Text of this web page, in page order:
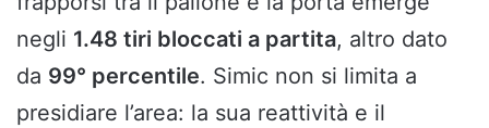
negli 1.48 tiri bloccati a partita, altro dato
da 99° percentile. Simic non si limita a
presidiare l’area: la sua reattività e il